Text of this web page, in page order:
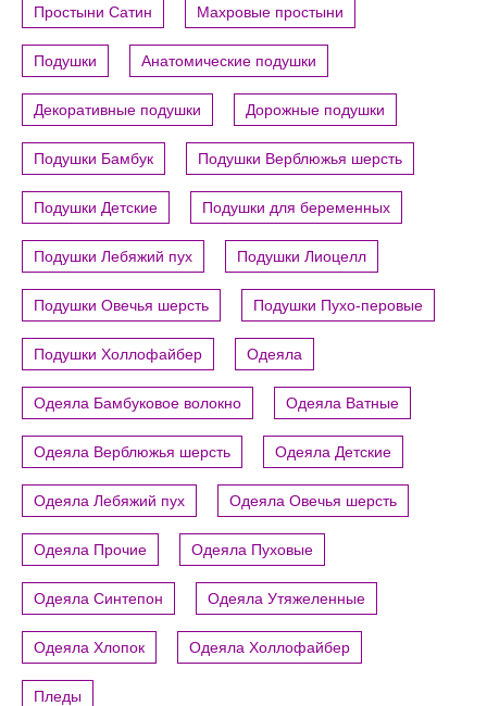
Простыни Сатин Махровые простыни
Подушки Анатомические подушки
Декоративные подушки Дорожные подушки
Подушки Бамбук Подушки Верблюжья шерсть
Подушки Детские Подушки для беременных
Подушки Лебяжий пух Подушки Лиоцелл
Подушки Овечья шерсть Подушки Пухо-перовые
Подушки Холлофайбер Одеяла
Одеяла Бамбуковое волокно Одеяла Ватные
Одеяла Верблюжья шерсть Одеяла Детские
Одеяла Лебяжий пух Одеяла Овечья шерсть
Одеяла Прочие Одеяла Пуховые
Одеяла Синтепон Одеяла Утяжеленные
Одеяла Хлопок Одеяла Холлофайбер
Пледы